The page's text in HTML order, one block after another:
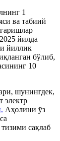
1
ва табиий
йилда
йиллик
бўлиб,
10
шунингдек,
электр
Аҳолини ўз
сақлаб